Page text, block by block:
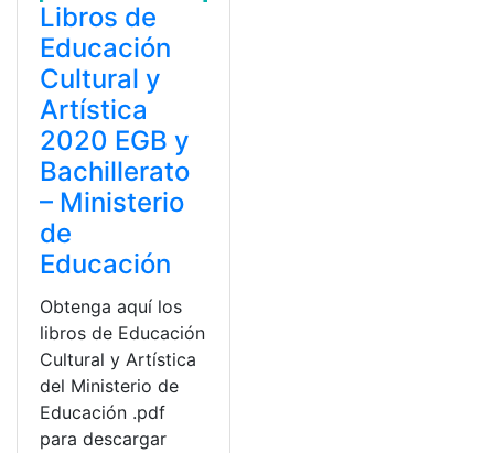
Libros de
Educación
Cultural y
Artística
2020 EGB y
Bachillerato
– Ministerio
de
Educación
Obtenga aquí los
libros de Educación
Cultural y Artística
del Ministerio de
Educación .pdf
para descargar